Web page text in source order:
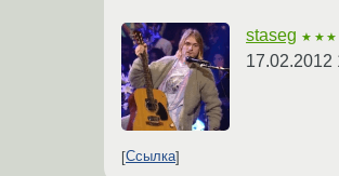
staseg
17.02.2012
Ссылка